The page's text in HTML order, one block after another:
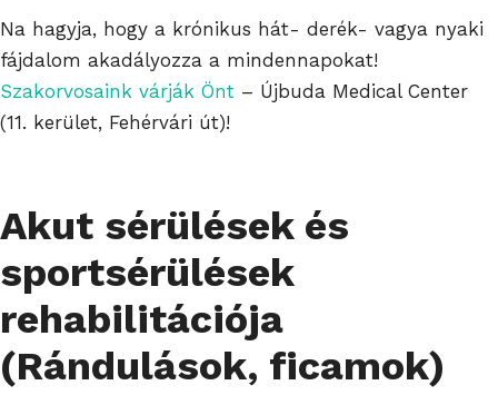
Na hagyja, hogy a krónikus hát- derék- vagya nyaki
fájdalom akadályozza a mindennapokat!
Szakorvosaink várják Önt – Újbuda Medical Center
(11. kerület, Fehérvári út)!
Akut sérülések és
sportsérülések
rehabilitációja
(Rándulások, ficamok)